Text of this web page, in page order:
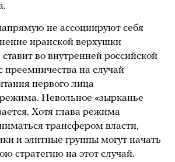
не ассоциируют себя
иранской верхушки
во внутренней российской
преемничества на случай
первого лица
Невольное «зырканье
Хотя глава режима
трансфером власти,
и элитные группы могут начать
стратегию на этот случай.